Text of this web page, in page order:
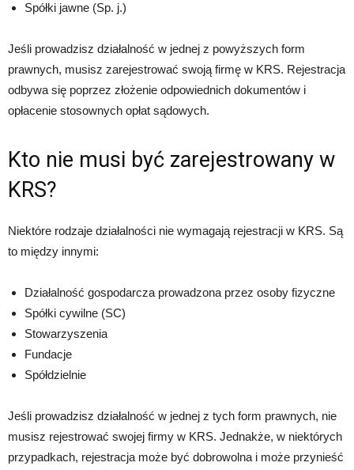
Spółki jawne (Sp. j.)
Jeśli prowadzisz działalność w jednej z powyższych form
prawnych, musisz zarejestrować swoją firmę w KRS. Rejestracja
odbywa się poprzez złożenie odpowiednich dokumentów i
opłacenie stosownych opłat sądowych.
Kto nie musi być zarejestrowany w
KRS?
Niektóre rodzaje działalności nie wymagają rejestracji w KRS. Są
to między innymi:
Działalność gospodarcza prowadzona przez osoby fizyczne
Spółki cywilne (SC)
Stowarzyszenia
Fundacje
Spółdzielnie
Jeśli prowadzisz działalność w jednej z tych form prawnych, nie
musisz rejestrować swojej firmy w KRS. Jednakże, w niektórych
przypadkach, rejestracja może być dobrowolna i może przynieść